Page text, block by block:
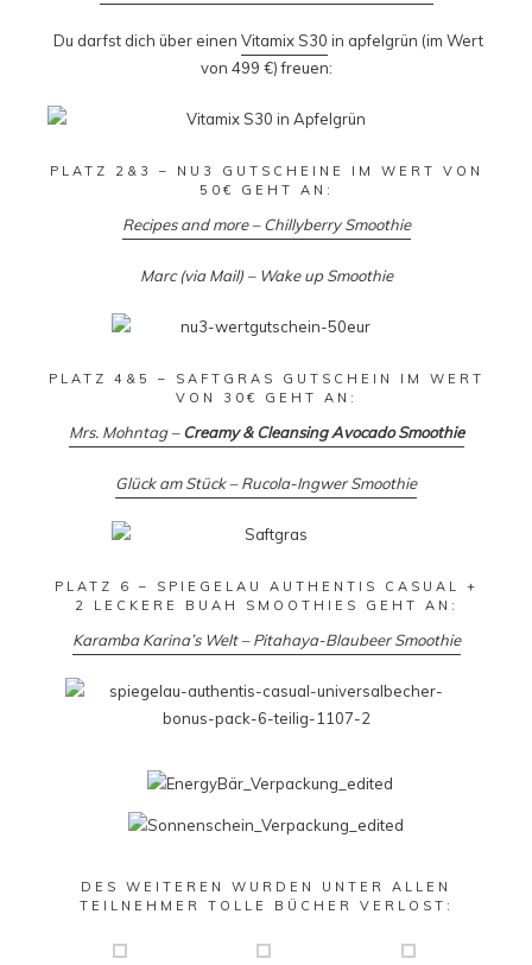
Du darfst dich über einen Vitamix S30 in apfelgrün (im Wert
von 499 €) freuen:
PLATZ 2&3 – NU3 GUTSCHEINE
IM WERT VON
50€ GEHT AN:
Recipes and more – Chillyberry Smoothie
Marc (via Mail) – Wake up Smoothie
PLATZ 4&5 – SAFTGRAS GUTSCHEIN
IM WERT
VON 30€ GEHT AN:
Mrs. Mohntag –Creamy & Cleansing Avocado Smoothie
Glück am Stück – Rucola-Ingwer Smoothie
PLATZ 6 – SPIEGELAU AUTHENTIS CASUAL +
2 LECKERE BUAH SMOOTHIES GEHT AN:
Karamba Karina’s Welt – Pitahaya-Blaubeer Smoothie
DES WEITEREN WURDEN UNTER ALLEN
TEILNEHMER TOLLE BÜCHER VERLOST: